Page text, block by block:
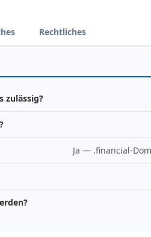
Rechtliches
zulässig?
Ja — .financial-